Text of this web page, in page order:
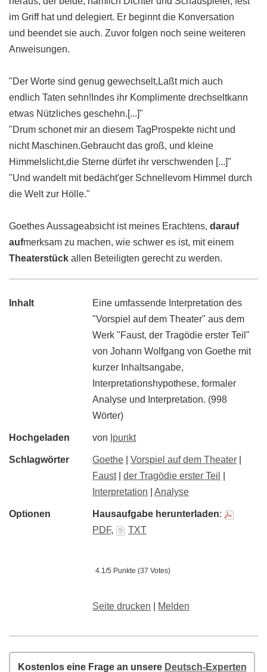
im Griff hat und delegiert. Er beginnt die Konversation
und beendet sie auch. Zuvor folgen noch seine weiteren
Anweisungen.
"Der Worte sind genug gewechselt,Laßt mich auch
endlich Taten sehn!Indes ihr Komplimente drechseltkann
etwas Nützliches geschehn.[...]"
"Drum schonet mir an diesem TagProspekte nicht und
nicht Maschinen.Gebraucht das groß, und kleine
Himmelslicht,die Sterne dürfet ihr verschwenden [...]"
"Und wandelt mit bedächt'ger Schnellevom Himmel durch
die Welt zur Hölle."
Goethes Aussageabsicht ist meines Erachtens, darauf
aufmerksam zu machen, wie schwer es ist, mit einem
Theaterstück allen Beteiligten gerecht zu werden.
Inhalt
Eine umfassende Interpretation des
"Vorspiel auf dem Theater" aus dem
Werk "Faust, der Tragödie erster Teil"
von Johann Wolfgang von Goethe mit
kurzer Inhaltsangabe,
Interpretationshypothese, formaler
Analyse und Interpretation. (998
Wörter)
Hochgeladen von Ipunkt
Schlagwörter Goethe Vorspiel auf dem Theater
Faust| der Tragödie erster Teil
Interpretation
Analyse
Optionen Hausaufgabe herunterladen:
PDF, TXT
4.1/5 Punkte (37 Votes)
Seite drucken Melden
Kostenlos eine Frage an unsere Deutsch-Experten